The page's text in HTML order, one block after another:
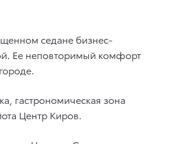
седане бизнес-
Eе неповторимый комфорт
гастрономическая зона
Центр Киров.